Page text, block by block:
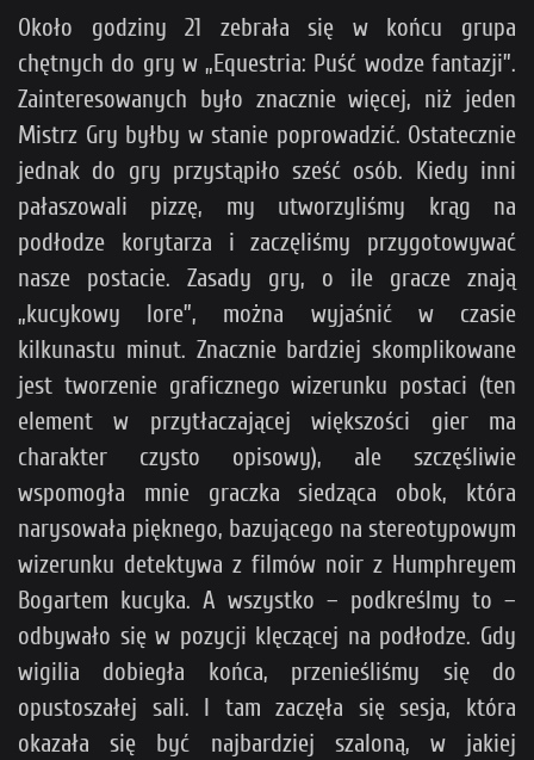
Około godziny 21 zebrała się w końcu grupa
chętnych do gry w „Equestria: Puść wodze fantazji”.
Zainteresowanych było znacznie więcej, niż jeden
Mistrz Gry byłby w stanie poprowadzić. Ostatecznie
jednak do gry przystąpiło sześć osób. Kiedy inni
pałaszowali pizzę, my utworzyliśmy krąg na
podłodze korytarza i zaczęliśmy przygotowywać
nasze postacie. Zasady gry, o ile gracze znają
„kucykowy lore”, można wyjaśnić w czasie
kilkunastu minut. Znacznie bardziej skomplikowane
jest tworzenie graficznego wizerunku postaci (ten
element w przytłaczającej większości gier ma
charakter czysto opisowy), ale szczęśliwie
wspomogła mnie graczka siedząca obok, która
narysowała pięknego, bazującego na stereotypowym
wizerunku detektywa z filmów noir z Humphreyem
Bogartem kucyka. A wszystko – podkreślmy to –
odbywało się w pozycji klęczącej na podłodze. Gdy
wigilia dobiegła końca, przenieśliśmy się do
opustoszałej sali. I tam zaczęła się sesja, która
okazała się być najbardziej szaloną, w jakiej